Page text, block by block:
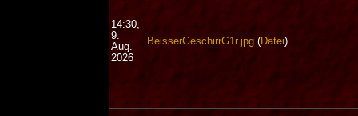
14:30,
9.
Aug.
2026
BeisserGeschirrG1r.jpg(Datei)